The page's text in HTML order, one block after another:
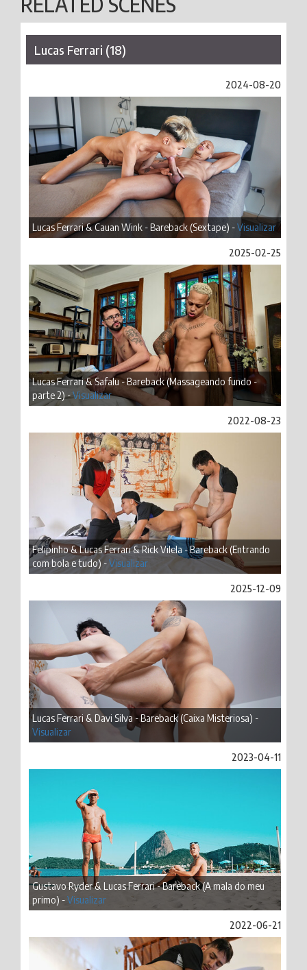
Lucas Ferrari (18)
2024-08-20
Lucas Ferrari & Cauan Wink - Bareback (Sextape) -Visualizar
2025-02-25
Lucas Ferrari & Safalu - Bareback (Massageando fundo -
parte 2) -Visualizar
2022-08-23
Felipinho & Lucas Ferrari & Rick Vilela - Bareback (Entrando
com bola e tudo) -Visualizar
2025-12-09
Lucas Ferrari & Davi Silva - Bareback (Caixa Misteriosa) -
Visualizar
2023-04-11
Gustavo Ryder & Lucas Ferrari - Bareback (A mala do meu
primo) -Visualizar
2022-06-21